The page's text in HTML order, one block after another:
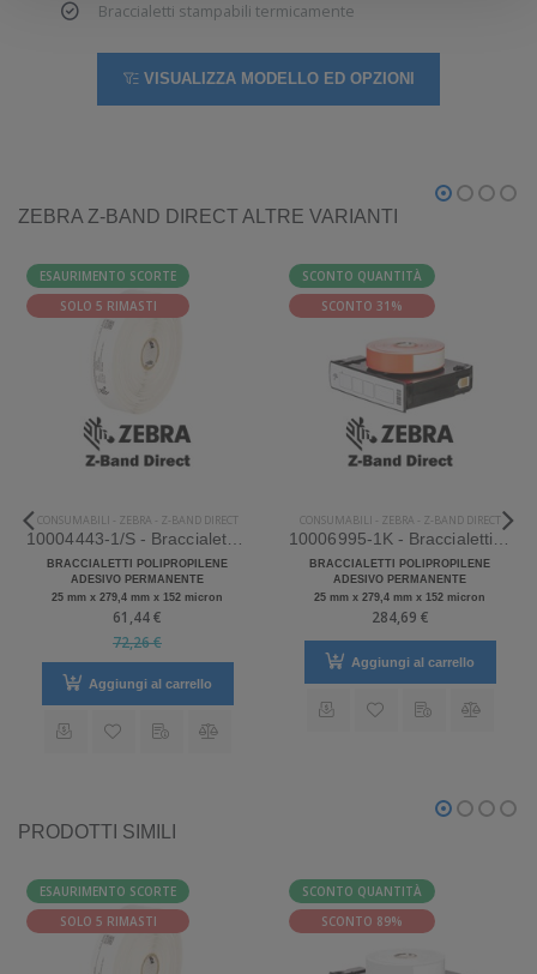
Braccialetti stampabili termicamente
VISUALIZZA MODELLO ED OPZIONI
ZEBRA Z-BAND DIRECT ALTRE VARIANTI
ESAURIMENTO SCORTE
SOLO 5 RIMASTI
CONSUMABILI - ZEBRA - Z-BAND DIRECT
10004443-1/S - Braccialetti Zebra Z-Band Direct Polipropilene
BRACCIALETTI POLIPROPILENE
ADESIVO PERMANENTE
25 mm x 279,4 mm x 152 micron
61,44 €
72,26 €
Aggiungi al carrello
SCONTO QUANTITÀ
SCONTO 31%
CONSUMABILI - ZEBRA - Z-BAND DIRECT
10006995-1K - Braccialetti Zebra Rosso Z-Band Direct Polipropilene
BRACCIALETTI POLIPROPILENE
ADESIVO PERMANENTE
25 mm x 279,4 mm x 152 micron
284,69 €
Aggiungi al carrello
PRODOTTI SIMILI
ESAURIMENTO SCORTE
SOLO 5 RIMASTI
SCONTO QUANTITÀ
SCONTO 89%